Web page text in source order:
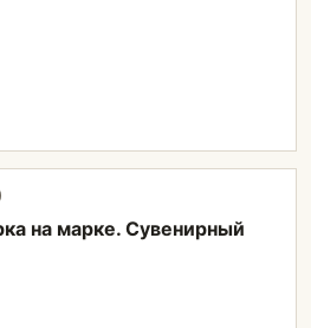
на марке. Сувенирный